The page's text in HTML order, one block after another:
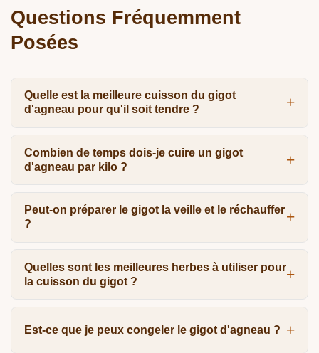
Questions Fréquemment
Posées
Quelle est la meilleure cuisson du gigot
d'agneau pour qu'il soit tendre ?
Combien de temps dois-je cuire un gigot
d'agneau par kilo ?
Peut-on préparer le gigot la veille et le réchauffer
?
Quelles sont les meilleures herbes à utiliser pour
la cuisson du gigot ?
Est-ce que je peux congeler le gigot d'agneau ?